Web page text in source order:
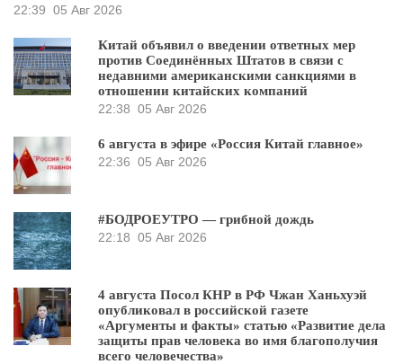
22:39 05 Авг 2026
Китай объявил о введении ответных мер
против Соединённых Штатов в связи с
недавними американскими санкциями в
отношении китайских компаний
22:38 05 Авг 2026
6 августа в эфире «Россия Китай главное»
22:36 05 Авг 2026
#БОДРОЕУТРО — грибной дождь
22:18 05 Авг 2026
4 августа Посол КНР в РФ Чжан Ханьхуэй
опубликовал в российской газете
«Аргументы и факты» статью «Развитие дела
защиты прав человека во имя благополучия
всего человечества»